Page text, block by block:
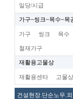
일당/시급
가구~씽크~목수~목
가구 씽크 목수
철재가구
재활용고물상
재활용센타 고물상
건설현장.단순노무.